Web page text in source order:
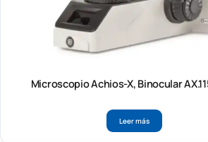
Microscopio Achios-X, Binocular
Leer más